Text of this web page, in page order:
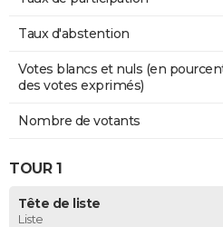
Taux d'abstention
Votes blancs et nuls (en
des votes exprimés)
Nombre de votants
TOUR 1
Tête de liste
Liste